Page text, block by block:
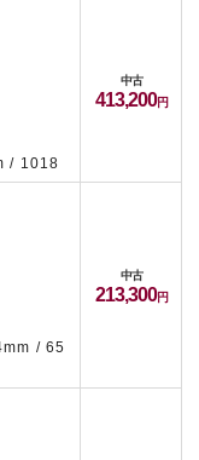
/ 1018
中古
413,200
/ 65
中古
213,300